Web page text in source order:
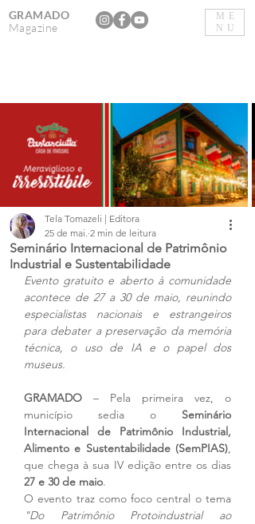
ME
NU
GRAMADO
Magazine
Seminário Internacional de Patrimônio
Industrial e Sustentabilidade
Tela Tomazeli | Editora
25 de mai. 2 min de leitura
Evento gratuito e aberto à comunidade
acontece de 27 a 30 de maio, reunindo
especialistas nacionais e estrangeiros
para debater a preservação da memória
técnica, o uso de IA e o papel dos
museus.
GRAMADO – Pela primeira vez, o
município sedia o Seminário
Internacional de Patrimônio Industrial,
Alimento e Sustentabilidade (SemPIAS),
27 e 30 de maio.
"Do Patrimônio Protoindustrial ao